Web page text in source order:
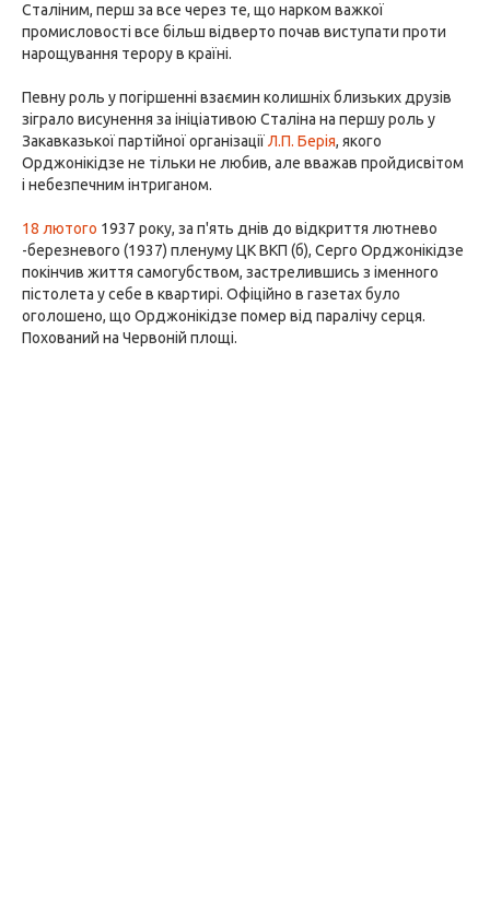
Сталіним, перш за все через те, що нарком важкої
промисловості все більш відверто почав виступати проти
нарощування терору в країні.
Певну роль у погіршенні взаємин колишніх близьких друзів
зіграло висунення за ініціативою Сталіна на першу роль у
Закавказької партійної організаціїЛ.П. Берія, якого
Орджонікідзе не тільки не любив, але вважав пройдисвітом
і небезпечним інтриганом.
18 лютого 1937 року, за п'ять днів до відкриття лютнево
-березневого (1937) пленуму ЦК ВКП (б), Серго Орджонікідзе
покінчив життя самогубством, застрелившись з іменного
пістолета у себе в квартирі. Офіційно в газетах було
оголошено, що Орджонікідзе помер від паралічу серця.
Похований на Червоній площі.